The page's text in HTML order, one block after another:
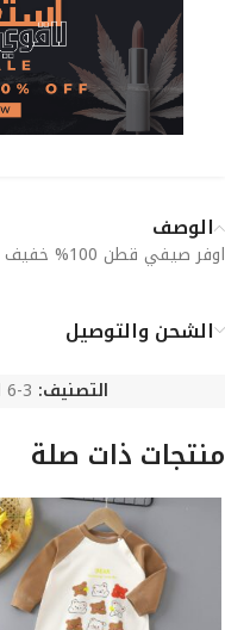
الوصف
اوفر صيفي قطن 100% خفيف
الشحن والتوصيل
التصنيف: 3-6 اشهر
منتجات ذات صلة